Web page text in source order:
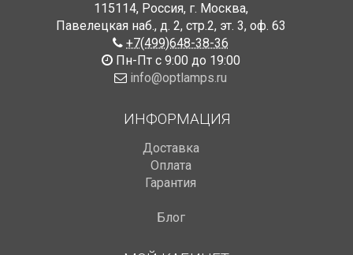
115114, Россия, г. Москва,
Павелецкая наб., д. 2, стр.2, эт. 3, оф. 63
+7(499)648-38-36
Пн-Пт с 9:00 до 19:00
info@optlamps.ru
ИНФОРМАЦИЯ
Доставка
Оплата
Гарантия
Блог